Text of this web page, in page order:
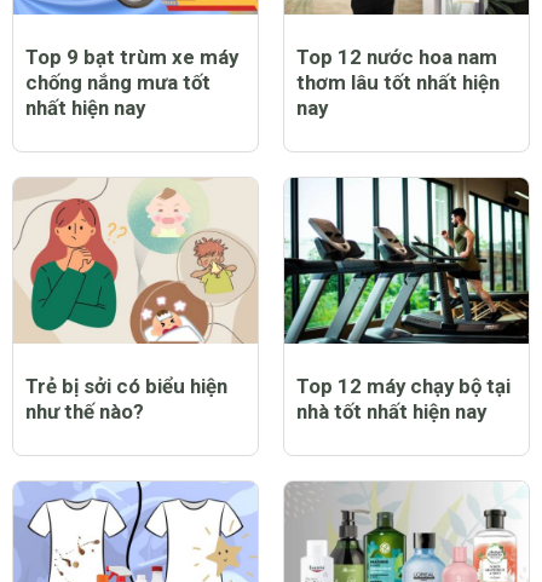
Top 9 bạt trùm xe máy
chống nắng mưa tốt
nhất hiện nay
Top 12 nước hoa nam
thơm lâu tốt nhất hiện
nay
Trẻ bị sởi có biểu hiện
như thế nào?
Top 12 máy chạy bộ tại
nhà tốt nhất hiện nay